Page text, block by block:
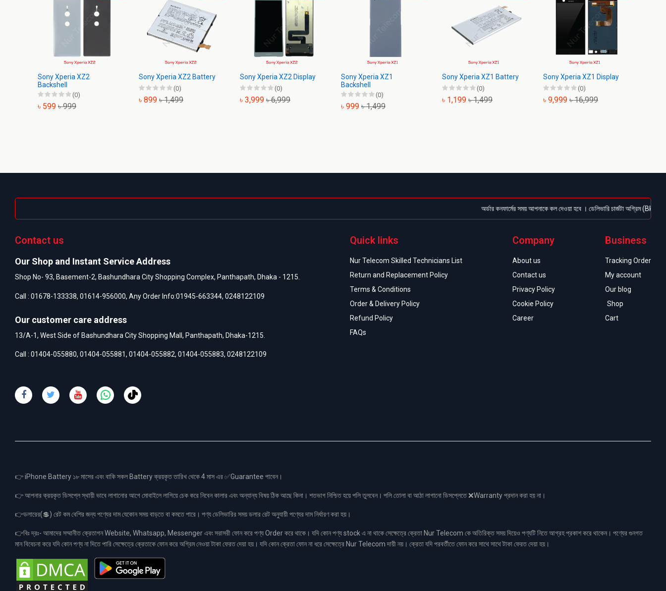
Sony Xperia XZ2
Backshell
(0)
৳ 599 ৳ 999
Sony Xperia XZ2 Battery
(0)
৳ 899 ৳ 1,499
Sony Xperia XZ2 Display
(0)
৳ 3,999 ৳ 6,999
Sony Xperia XZ1
Backshell
(0)
৳ 999 ৳ 1,499
Sony Xperia XZ1 Battery
(0)
৳ 1,199 ৳ 1,499
Sony Xperia XZ1 Display
(0)
৳ 9,999 ৳ 16,999
অর্ডার কনফার্মের সময় আপনাকে কল দেওয়া হবে । ডেলিভারি চার্জটা অগ্রিম (Bkash/
Contact us
Our Shop and Instant Service Address
Shop No- 93, Basement-2, Bashundhara City Shopping Complex, Panthapath, Dhaka - 1215.
Call : 01678-133338, 01614-956000, Any Order Info:01945-663344, 0248122109
Our customer care address
13/A-1, West Side of Bashundhara City Shopping Mall, Panthapath, Dhaka-1215.
Call : 01404-055880, 01404-055881, 01404-055882, 01404-055883, 0248122109
Quick links
Nur Telecom Skilled Technicians List
Return and Replacement Policy
Terms & Conditions
Order & Delivery Policy
Refund Policy
FAQs
Company
About us
Contact us
Privacy Policy
Cookie Policy
Career
Business
Tracking Order
My account
Our blog
Shop
Cart
👉 iPhone Battery ১৮ মাসের এবং বাকি সকল Battery ক্রয়কৃত তারিখ থেকে 4 মাস এর ✅Guarantee পাবেন।
👉 আপনার ক্রয়কৃত ডিসপ্লে স্থায়ী ভাবে লাগানোর আগে মোবাইলে লাগিয়ে চেক করে নিবেন কালার এবং অন্যান্য বিষয় ঠিক আছে কিনা। শতভাগ নিশ্চিত হয়ে পলি তুলবেন। পলি তোলা বা আঠা লাগানো ডিসপ্লেতে ❌Warranty প্রদান করা হয় না।
👉ডলারের(💲) রেট কম বেশির জন্য পণ্যের দাম যেকোন সময় বাড়তে বা কমতে পারে। পণ্য ডেলিভারির সময় ডলার রেট অনুযায়ী পণ্যের দাম নির্ধারণ করা হয়।
👉বিঃ দ্রঃ- আমাদের সম্মানীত ক্রেতাগন Website, Whatsapp, Messenger এবং সরাসরী ফোন করে পণ্য Order করে থাকে। যদি কোন পণ্য stock এ না থাকে সেক্ষেত্রে ক্রেতা Nur Telecom কে অতিরিক্ত সময় দিয়েও পণ্যটি নিতে আগ্রহ প্রকাশ করে থাকেন। পণ্যের গুনগত
মান বিবেচনা করে যদি কোন পণ্য না দিতে পারি সেক্ষেত্রে ক্রেতাকে ফোন করে অগ্রিম নেওয়া টাকা ফেরত দেয়া হয়। যদি কোন ক্রেতা ফোন না ধরে সেক্ষেত্রে Nur Telecom দায়ী নয়। ক্রেতা যদি পরবর্তীতে ফোন করে সাথে সাথে টাকা ফেরত দেয়া হয়।